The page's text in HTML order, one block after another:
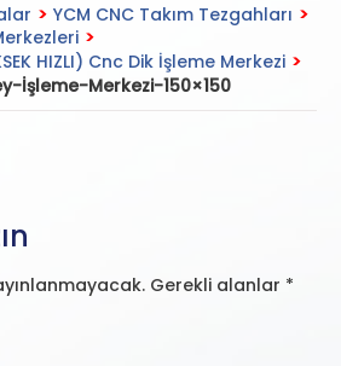
> YCM CNC Takım Tezgahları >
>
HIZLI) Cnc Dik İşleme Merkezi >
İşleme-Merkezi-150×150
Gerekli alanlar *